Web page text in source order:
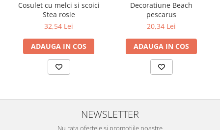
Cosulet cu melci si scoici
Stea rosie
32,54 Lei
ADAUGA IN COS
Decoratiune Beach
pescarus
20,34 Lei
ADAUGA IN COS
NEWSLETTER
Nu rata ofertele si promotiile noastre